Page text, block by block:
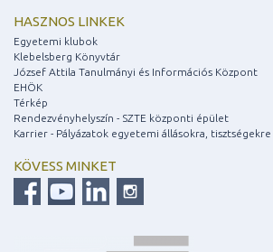
HASZNOS LINKEK
Egyetemi klubok
Klebelsberg Könyvtár
József Attila Tanulmányi és Információs Központ
EHÖK
Térkép
Rendezvényhelyszín - SZTE központi épület
Karrier - Pályázatok egyetemi állásokra, tisztségekre
KÖVESS MINKET